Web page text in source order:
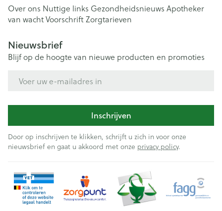
Over ons Nuttige links Gezondheidsnieuws Apotheker
van wachtVoorschriftZorgtarieven
Nieuwsbrief
Blijf op de hoogte van nieuwe producten en promoties
Inschrijven
Door op inschrijven te klikken, schrijft u zich in voor onze
nieuwsbrief en gaat u akkoord met onze privacy policy.